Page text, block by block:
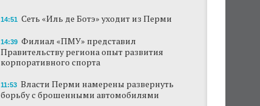
Продажи туров из Перми в Абхазию упали
на 30%
Власти вернулись к проекту большого
стадиона в Камской долине Перми
В Перми закрывается ресторан «Желтая
лисица»
14:51 Сеть «Иль де Ботэ» уходит из Перми
14:39 Филиал «ПМУ» представил
Правительству региона опыт развития
корпоративного спорта
11:53 Власти Перми намерены развернуть
борьбу с брошенными автомобилями